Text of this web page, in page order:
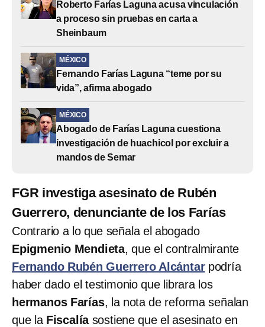
Roberto Farías Laguna acusa vinculación
a proceso sin pruebas en carta a
Sheinbaum
MÉXICO
Fernando Farías Laguna “teme por su
vida”, afirma abogado
MÉXICO
Abogado de Farías Laguna cuestiona
investigación de huachicol por excluir a
mandos de Semar
FGR investiga asesinato de Rubén
Guerrero, denunciante de los Farías
Contrario a lo que señala el abogado
Epigmenio Mendieta, que el contralmirante
Fernando Rubén Guerrero Alcántarpodría
haber dado el testimonio que librara los
hermanos Farías, la nota de reforma señalan
que la Fiscalíasostiene que el asesinato en